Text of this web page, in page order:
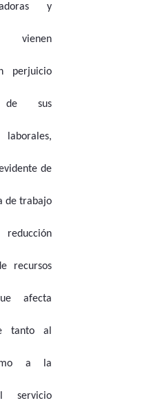
y
vienen
perjuicio
de sus
laborales,
de
de trabajo
recursos
afecta
tanto al
a la
servicio